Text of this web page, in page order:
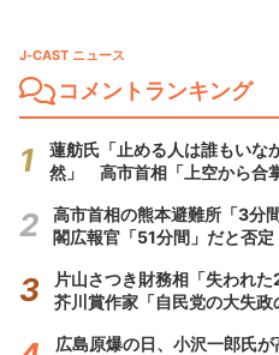
J-CAST ニュース
コメントランキング
蓮舫氏「止める人は誰もいな
然」 高市首相「上空から合
高市首相の熊本避難所「3分
閣広報官「51分間」だと否定
片山さつき財務相「失われ
芥川賞作家「自民党の大失政
広島原爆の日、小沢一郎氏